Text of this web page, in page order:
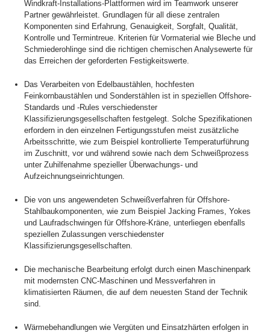
Windkraft-Installations-Plattformen wird im Teamwork unserer
Partner gewährleistet. Grundlagen für all diese zentralen
Komponenten sind Erfahrung, Genauigkeit, Sorgfalt, Qualität,
Kontrolle und Termintreue. Kriterien für Vormaterial wie Bleche und
Schmiederohlinge sind die richtigen chemischen Analysewerte für
das Erreichen der geforderten Festigkeitswerte.
Das Verarbeiten von Edelbaustählen, hochfesten
Feinkornbaustählen und Sonderstählen ist in speziellen Offshore-
Standards und -Rules verschiedenster
Klassifizierungsgesellschaften festgelegt. Solche Spezifikationen
erfordern in den einzelnen Fertigungsstufen meist zusätzliche
Arbeitsschritte, wie zum Beispiel kontrollierte Temperaturführung
im Zuschnitt, vor und während sowie nach dem Schweißprozess
unter Zuhilfenahme spezieller Überwachungs- und
Aufzeichnungseinrichtungen.
Die von uns angewendeten Schweißverfahren für Offshore-
Stahlbaukomponenten, wie zum Beispiel Jacking Frames, Yokes
und Laufradschwingen für Offshore-Kräne, unterliegen ebenfalls
speziellen Zulassungen verschiedenster
Klassifizierungsgesellschaften.
Die mechanische Bearbeitung erfolgt durch einen Maschinenpark
mit modernsten CNC-Maschinen und Messverfahren in
klimatisierten Räumen, die auf dem neuesten Stand der Technik
sind.
Wärmebehandlungen wie Vergüten und Einsatzhärten erfolgen in